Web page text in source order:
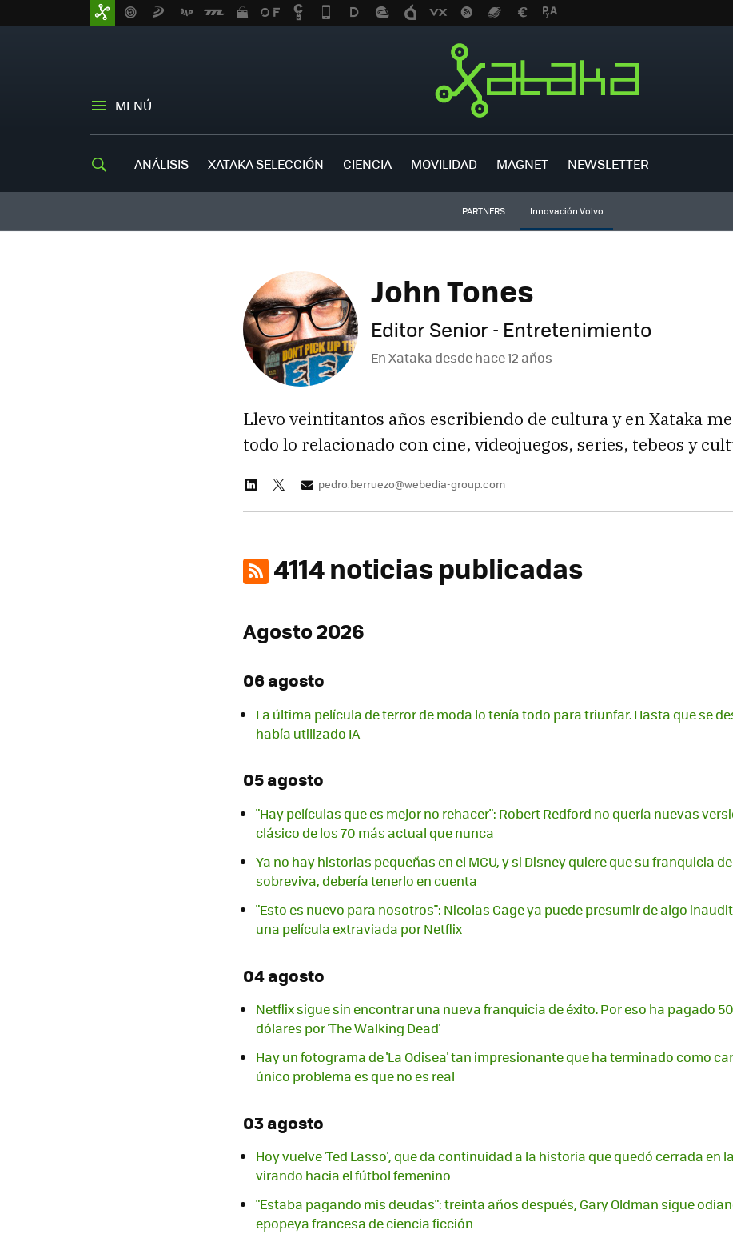
MENÚ
ANÁLISIS XATAKA SELECCIÓN CIENCIA MOVILIDAD MAGNET NEWSLETTER
PARTNERS Innovación Volvo
John Tones
Editor Senior - Entretenimiento
En Xataka desdehace 12 años
Llevo veintitantos años escribiendo de cultura y en Xataka
todo lo relacionado con cine, videojuegos, series, tebeos y
pedro.berruezo@webedia-group.com
4114 noticias publicadas
Agosto 2026
06 agosto
La última película de terror de moda lo tenía todo para triunfar. Hasta que se
había utilizado IA
05 agosto
"Hay películas que es mejor no rehacer": Robert Redford no quería nuevas
clásico de los 70 más actual que nunca
Ya no hay historias pequeñas en el MCU, y si Disney quiere que su franquicia
sobreviva, debería tenerlo en cuenta
"Esto es nuevo para nosotros": Nicolas Cage ya puede presumir de algo
una película extraviada por Netflix
04 agosto
Netflix sigue sin encontrar una nueva franquicia de éxito. Por eso ha pagado
dólares por 'The Walking Dead'
Hay un fotograma de 'La Odisea' tan impresionante que ha terminado como
único problema es que no es real
03 agosto
Hoy vuelve 'Ted Lasso', que da continuidad a la historia que quedó cerrada en
virando hacia el fútbol femenino
"Estaba pagando mis deudas": treinta años después, Gary Oldman sigue
epopeya francesa de ciencia ficción